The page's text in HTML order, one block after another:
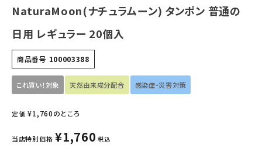
キッチン用品
フード・ドリンク
ブランド
定期購入
NaturaMoon(ナチュラムーン) タンポン 普通の
日用 レギュラー 20個入
商品番号 100003388
これ買い！対象 天然由来成分配合 感染症・災害対策
定価 ¥1,760のところ
当店特別価格 ¥1,760 税込